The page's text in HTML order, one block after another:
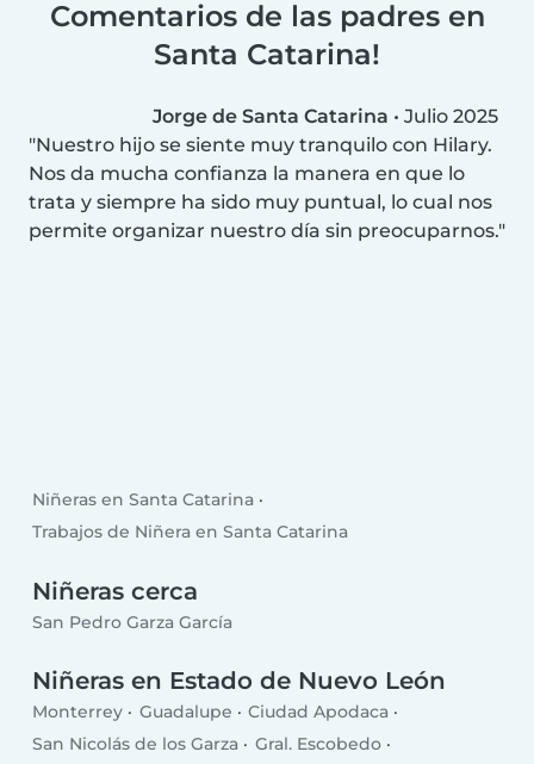
Comentarios de las padres en
Santa Catarina!
Jorge de Santa Catarina • Julio 2025
Nuestro hijo se siente muy tranquilo con Hilary.
Nos da mucha confianza la manera en que lo
trata y siempre ha sido muy puntual, lo cual nos
permite organizar nuestro día sin preocuparnos.
Niñeras en Santa Catarina
Trabajos de Niñera en Santa Catarina
Niñeras cerca
San Pedro Garza García
Niñeras en Estado de Nuevo León
Monterrey Guadalupe
Ciudad Apodaca
San Nicolás de los Garza
Gral. Escobedo